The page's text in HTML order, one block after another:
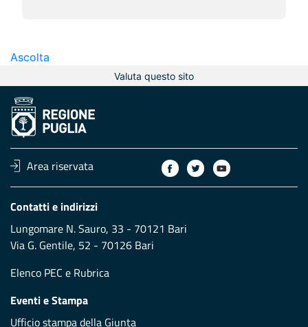
Ascolta
Valuta questo sito
Area riservata
Contatti e indirizzi
Lungomare N. Sauro, 33 - 70121 Bari
Via G. Gentile, 52 - 70126 Bari
Elenco PEC e Rubrica
Eventi e Stampa
Ufficio stampa della Giunta